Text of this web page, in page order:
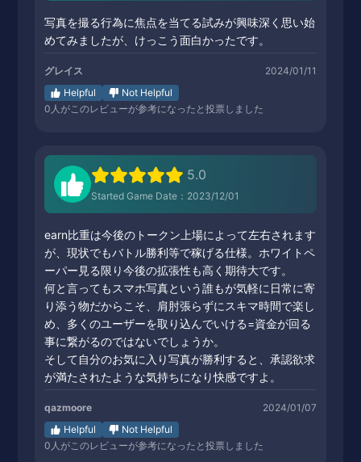
写真を撮る行為に焦点を当てる試みが興味深く思い始
めてみましたが、けっこう面白かったです。
グレイス
2024/01/11
Helpful
Not Helpful
0 人がこのレビューが参考になったと投票しました
5.0
Started Game Date：2023/12/01
earn比重は今後のトークン上場によって左右されます
が、現状でもバトル勝利等で稼げる仕様。ホワイトペ
ーパー見る限り今後の拡張性も高く期待大です。
何と言ってもスマホ写真という誰もが気軽に日常に寄
り添う物だからこそ、肩肘張らずにスキマ時間で楽し
め、多くのユーザーを取り込んでいける=資金が回る
事に繋がるのではないでしょうか。
そして自分のお気に入り写真が勝利すると、承認欲求
が満たされたような気持ちになり快感ですよ。
qazmoore
2024/01/07
Helpful
Not Helpful
0 人がこのレビューが参考になったと投票しました